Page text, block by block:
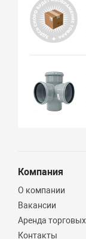
Компания
О компании
Вакансии
Аренда
Контакты